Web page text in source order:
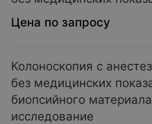
Цена по запросу
Колоноскопия с
без медицинских
биопсийного
исследование